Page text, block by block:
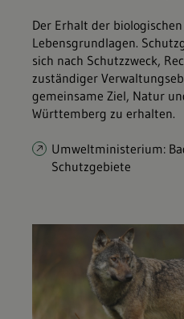
Der Erhalt der
Lebensgrundlagen.
sich nach Schutzzweck,
zuständiger
gemeinsame Ziel, Natur
Württemberg zu erhalten.
Umweltministerium:
Schutzgebiete